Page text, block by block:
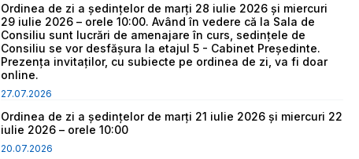
Ordinea de zi a ședințelor de marți 28 iulie 2026 și miercuri
29 iulie 2026 – orele 10:00. Având în vedere că la Sala de
Consiliu sunt lucrări de amenajare în curs, sedințele de
Consiliu se vor desfășura la etajul 5 - Cabinet Președinte.
Prezența invitaților, cu subiecte pe ordinea de zi, va fi doar
online.
27.07.2026
Ordinea de zi a ședințelor de marți 21 iulie 2026 și miercuri 22
iulie 2026 – orele 10:00
20.07.2026